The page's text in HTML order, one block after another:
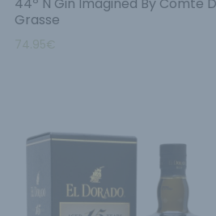
Grasse
74.95€